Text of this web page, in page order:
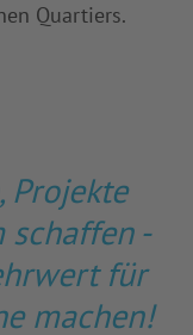
Quartiers.
Projekte
schaffen -
für
machen!